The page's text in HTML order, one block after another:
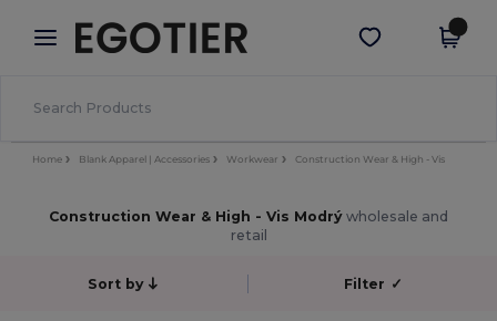
× Aplikace Egotier
Lepší ceny v aplikaci!
Stáhnout app
Home Blank Apparel | Accessories Workwear Construction Wear & High - Vis
Construction Wear & High - Vis Modrý wholesale and
retail
Sort by Filter ✓